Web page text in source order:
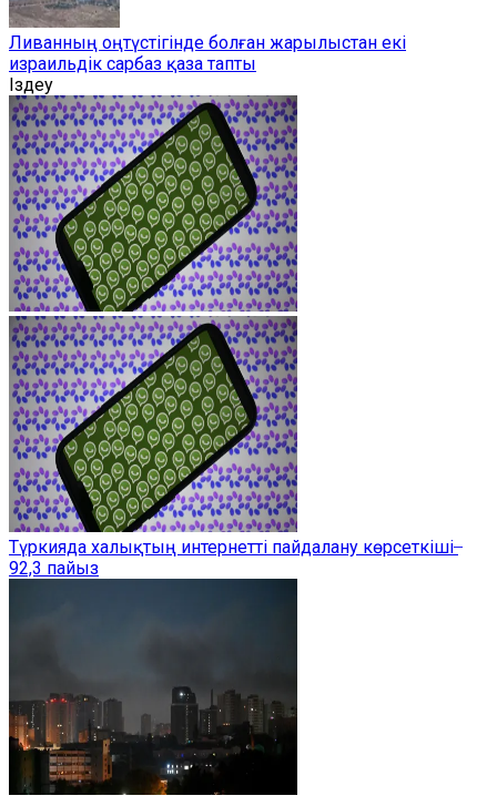
Ливанның оңтүстігінде болған жарылыстан екі
израильдік сарбаз қаза тапты
Іздеу
Түркияда халықтың интернетті пайдалану көрсеткіші ̶
92,3 пайыз